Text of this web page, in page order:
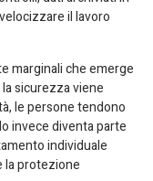
il lavoro
marginali che emerge
sicurezza viene
le persone tendono
invece diventa parte
individuale
la protezione